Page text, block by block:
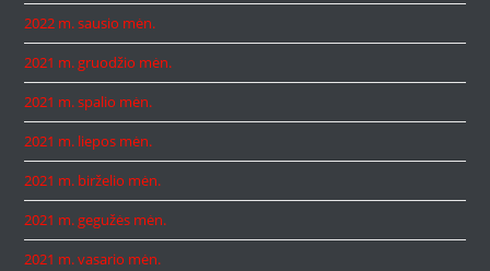
2022 m. sausio mėn.
2021 m. gruodžio mėn.
2021 m. spalio mėn.
2021 m. liepos mėn.
2021 m. birželio mėn.
2021 m. gegužės mėn.
2021 m. vasario mėn.